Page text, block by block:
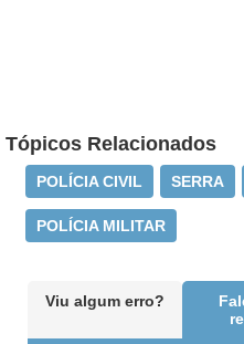
Tópicos Relacionados
POLÍCIA CIVIL SERRA
POLÍCIA MILITAR
Viu algum erro?